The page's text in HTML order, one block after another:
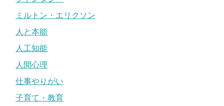
ミルトン・エリクソン
人と本能
人工知能
人間心理
仕事やりがい
子育て・教育